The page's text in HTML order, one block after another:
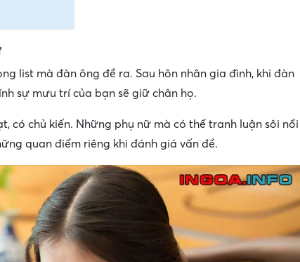
list mà đàn ông đề ra. Sau hôn nhân gia đình, khi đàn
sự mưu trí của bạn sẽ giữ chân họ.
có chủ kiến. Những phụ nữ mà có thể tranh luận sôi nổi
quan điểm riêng khi đánh giá vấn đề.